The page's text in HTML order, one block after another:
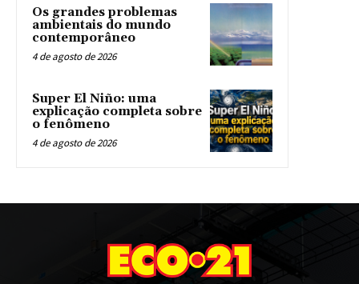
Os grandes problemas
ambientais do mundo
contemporâneo
4 de agosto de 2026
Super El Niño: uma
explicação completa sobre
o fenômeno
4 de agosto de 2026